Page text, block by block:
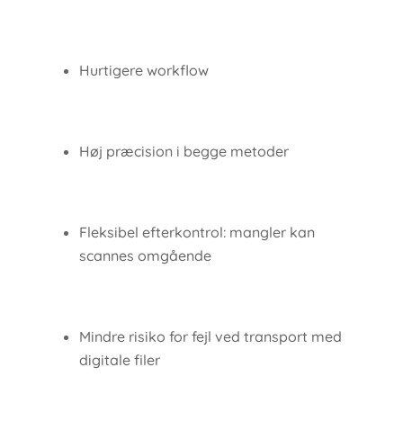
Hurtigere workflow
Høj præcision i begge metoder
Fleksibel efterkontrol: mangler kan
scannes omgående
Mindre risiko for fejl ved transport med
digitale filer